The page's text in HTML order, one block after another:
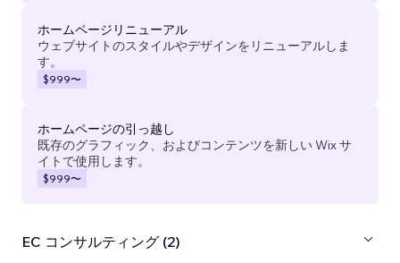
ホームページリニューアル
ウェブサイトのスタイルやデザインをリニューアルしま
す。
$999〜
ホームページの引っ越し
既存のグラフィック、およびコンテンツを新しい Wix サ
イトで使用します。
$999〜
EC コンサルティング (2)